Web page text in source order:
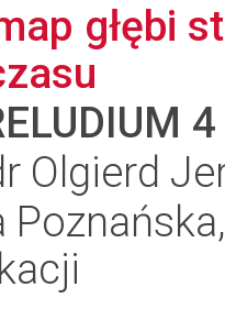
głębi
4
Olgierd